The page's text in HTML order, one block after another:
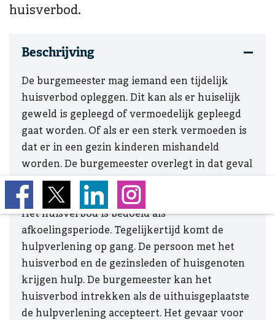
huisverbod.
Beschrijving
De burgemeester mag iemand een tijdelijk
huisverbod opleggen. Dit kan als er huiselijk
geweld is gepleegd of vermoedelijk gepleegd
gaat worden. Of als er een sterk vermoeden is
dat er in een gezin kinderen mishandeld
worden. De burgemeester overlegt in dat geval
met Veilig Thuis.
Het huisverbod is bedoeld als
afkoelingsperiode. Tegelijkertijd komt de
hulpverlening op gang. De persoon met het
huisverbod en de gezinsleden of huisgenoten
krijgen hulp. De burgemeester kan het
huisverbod intrekken als de uithuisgeplaatste
de hulpverlening accepteert. Het gevaar voor